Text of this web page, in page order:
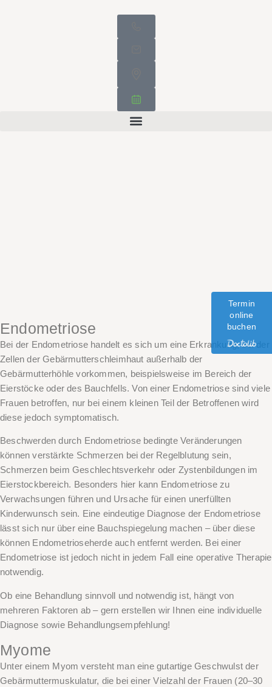
Endometriose
Bei der Endometriose handelt es sich um eine Erkrankung, bei der
Zellen der Gebärmutterschleimhaut außerhalb der
Gebärmutterhöhle vorkommen, beispielsweise im Bereich der
Eierstöcke oder des Bauchfells. Von einer Endometriose sind viele
Frauen betroffen, nur bei einem kleinen Teil der Betroffenen wird
diese jedoch symptomatisch.
Beschwerden durch Endometriose bedingte Veränderungen
können verstärkte Schmerzen bei der Regelblutung sein,
Schmerzen beim Geschlechtsverkehr oder Zystenbildungen im
Eierstockbereich. Besonders hier kann Endometriose zu
Verwachsungen führen und Ursache für einen unerfüllten
Kinderwunsch sein. Eine eindeutige Diagnose der Endometriose
lässt sich nur über eine Bauchspiegelung machen – über diese
können Endometrioseherde auch entfernt werden. Bei einer
Endometriose ist jedoch nicht in jedem Fall eine operative Therapie
notwendig.
Ob eine Behandlung sinnvoll und notwendig ist, hängt von
mehreren Faktoren ab – gern erstellen wir Ihnen eine individuelle
Diagnose sowie Behandlungsempfehlung!
Myome
Unter einem Myom versteht man eine gutartige Geschwulst der
Gebärmuttermuskulatur, die bei einer Vielzahl der Frauen (20–30
Termin
online
buchen